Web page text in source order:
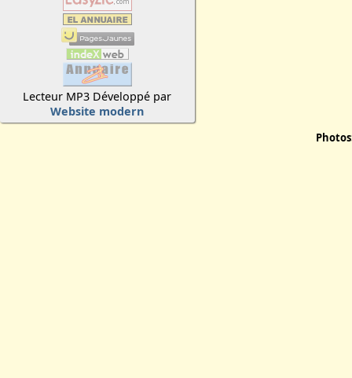
Lecteur MP3 Développé par
Website modern